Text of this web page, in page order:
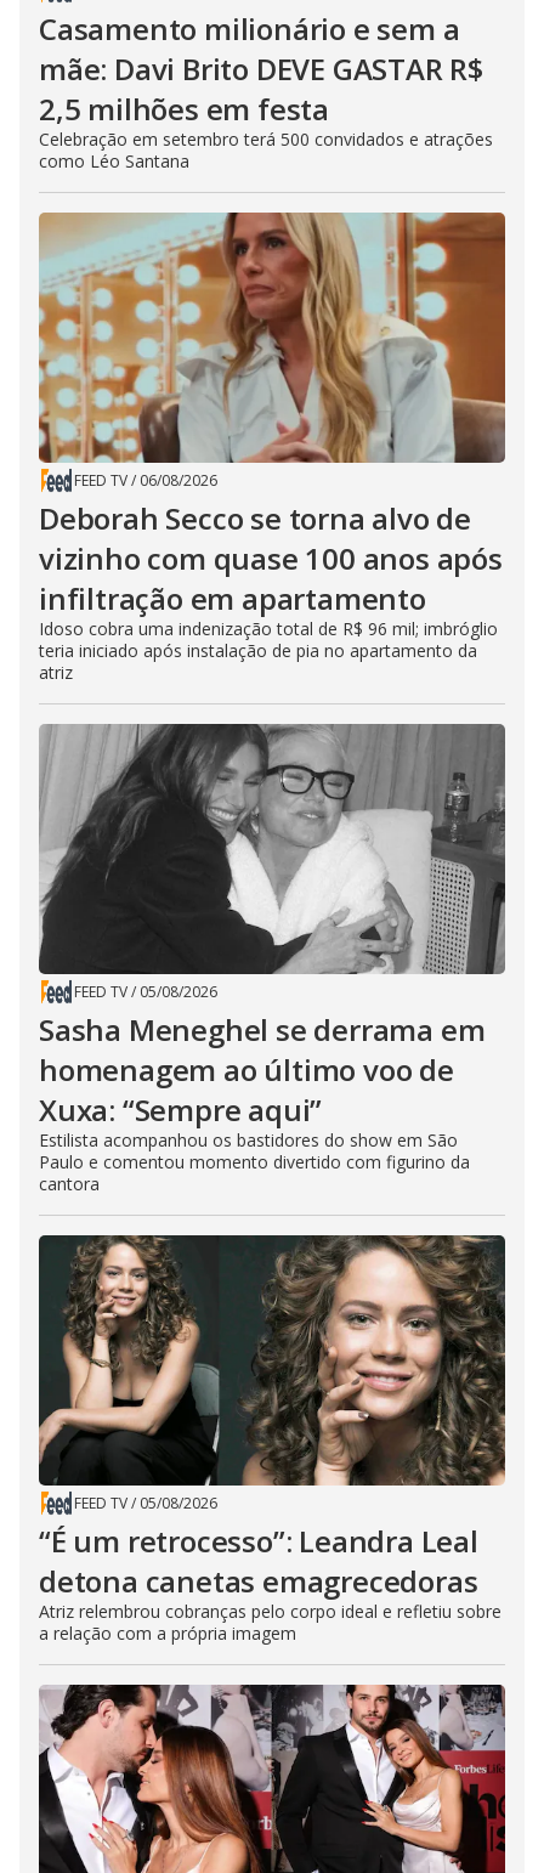
Casamento milionário e sem a
mãe: Davi Brito DEVE GASTAR R$
2,5 milhões em festa
Celebração em setembro terá 500 convidados e atrações
como Léo Santana
FEED TV/ 06/08/2026
Deborah Secco se torna alvo de
vizinho com quase 100 anos após
infiltração em apartamento
Idoso cobra uma indenização total de R$ 96 mil; imbróglio
teria iniciado após instalação de pia no apartamento da
atriz
FEED TV/ 05/08/2026
Sasha Meneghel se derrama em
homenagem ao último voo de
Xuxa: “Sempre aqui”
Estilista acompanhou os bastidores do show em São
Paulo e comentou momento divertido com figurino da
cantora
FEED TV/ 05/08/2026
“É um retrocesso”: Leandra Leal
detona canetas emagrecedoras
Atriz relembrou cobranças pelo corpo ideal e refletiu sobre
a relação com a própria imagem